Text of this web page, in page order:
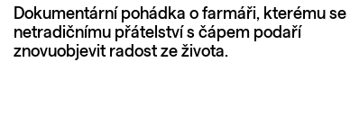
Dokumentární pohádka o farmáři, kterému se
netradičnímu přátelství s čápem podaří
znovuobjevit radost ze života.